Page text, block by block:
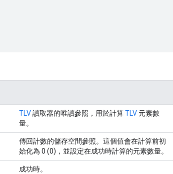
TLV讀取器的唯讀參照，用於計算TLV 元素數
量。
傳回計數的儲存空間參照。這個值會在計算前初
始化為 0 (0)，並設定在成功時計算的元素數量。
成功時。